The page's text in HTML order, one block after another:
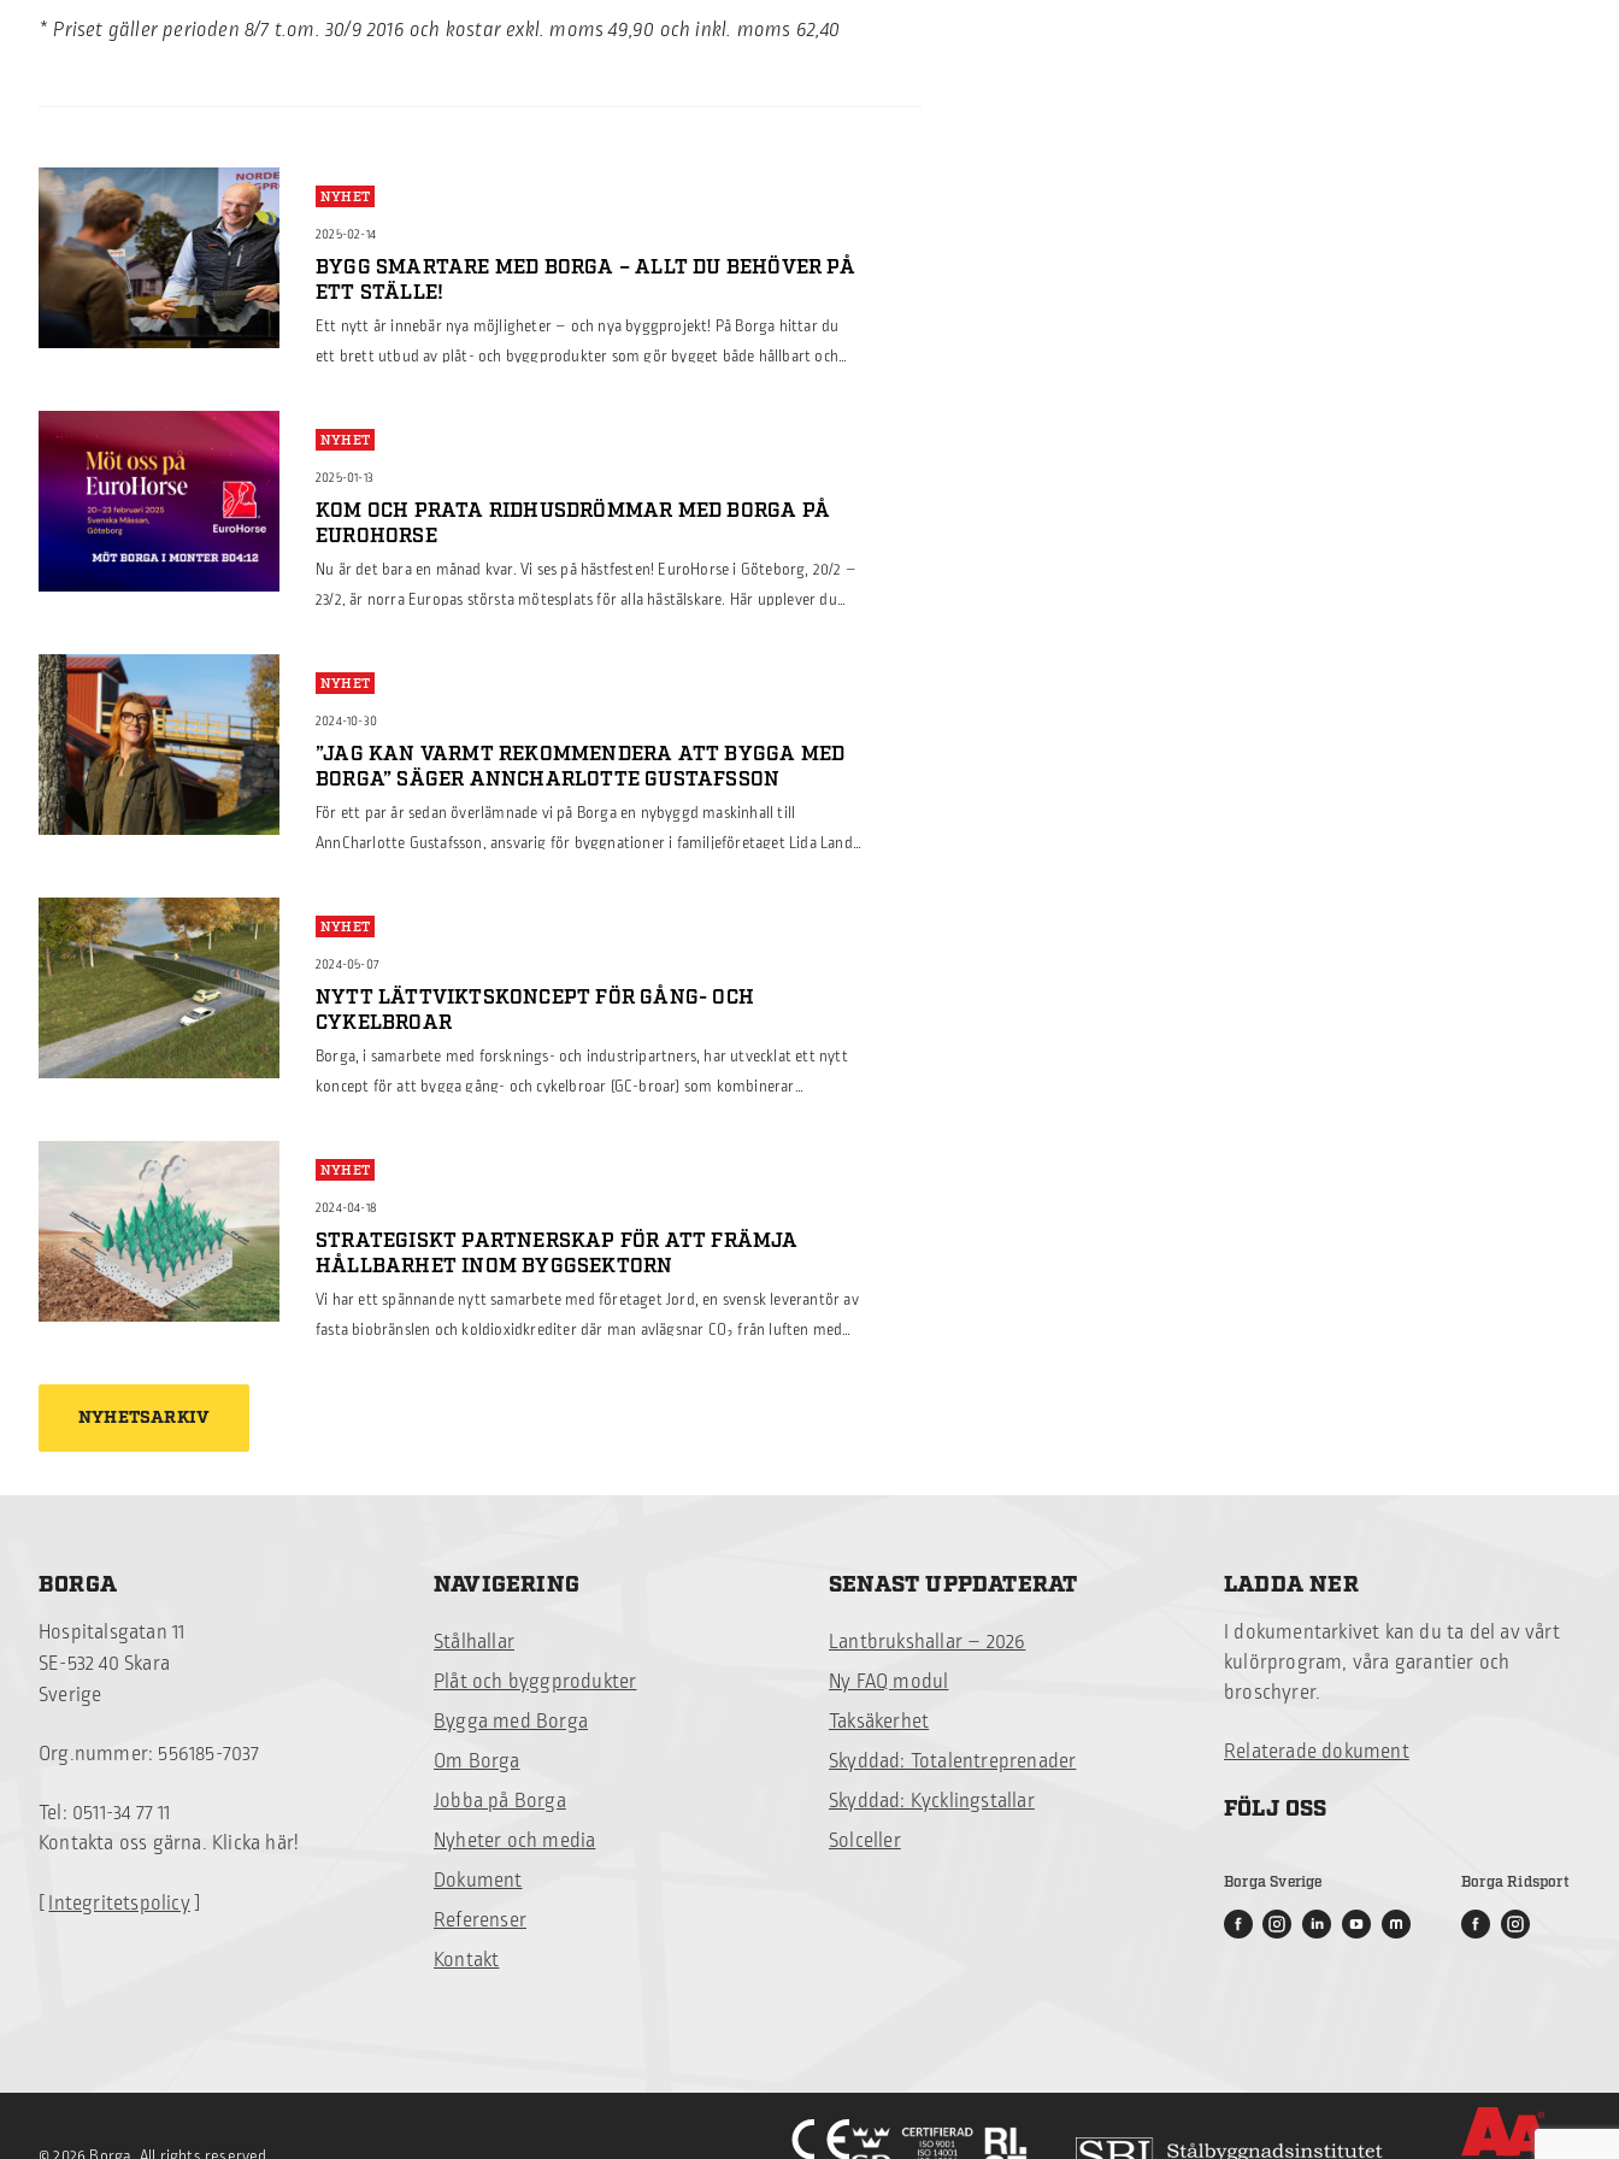
* Priset gäller perioden 8/7 t.om. 30/9 2016 och kostar exkl. moms 49,90 och inkl. moms 62,40
NYHET
2025-02-14
BYGG SMARTARE MED BORGA – ALLT DU BEHÖVER PÅ
ETT STÄLLE!
Ett nytt år innebär nya möjligheter – och nya byggprojekt! På Borga hittar du
ett brett utbud av plåt- och byggprodukter som gör bygget både hållbart och
rätt lösning, till kompletta system för takavvattning som […]
NYHET
2025-01-13
KOM OCH PRATA RIDHUSDRÖMMAR MED BORGA PÅ
EUROHORSE
Nu är det bara en månad kvar. Vi ses på hästfesten! EuroHorse i Göteborg, 20/2 –
23/2, är norra Europas största mötesplats för alla hästälskare. Här upplever du
Mässan är i anslutning till Gothenburg Horse Show. […]
NYHET
2024-10-30
”JAG KAN VARMT REKOMMENDERA ATT BYGGA MED
BORGA” SÄGER ANNCHARLOTTE GUSTAFSSON
För ett par år sedan överlämnade vi på Borga en nybyggd maskinhall till
AnnCharlotte Gustafsson, ansvarig för byggnationer i familjeföretaget Lida Land
Anncharlotte.
NYHET
2024-05-07
NYTT LÄTTVIKTSKONCEPT FÖR GÅNG- OCH
CYKELBROAR
Borga, i samarbete med forsknings- och industripartners, har utvecklat ett nytt
koncept för att bygga gång- och cykelbroar (GC-broar) som kombinerar
konstruera GC-broar med användning av rostfritt stål. Genom att utnyttja
trapetsprofilerade brobalkar kombinerat med lasersvetsad brodäck […]
NYHET
2024-04-18
STRATEGISKT PARTNERSKAP FÖR ATT FRÄMJA
HÅLLBARHET INOM BYGGSEKTORN
Vi har ett spännande nytt samarbete med företaget Jord, en svensk leverantör av
fasta biobränslen och koldioxidkrediter där man avlägsnar CO₂ från luften med
NYHETSARKIV
BORGA
Hospitalsgatan 11
SE-532 40 Skara
Sverige
Org.nummer: 556185-7037
Tel: 0511-34 77 11
Kontakta oss gärna. Klicka här!
[Integritetspolicy]
NAVIGERING
Stålhallar
Plåt och byggprodukter
Bygga med Borga
Om Borga
Jobba på Borga
Nyheter och media
Dokument
Referenser
Kontakt
SENAST UPPDATERAT
Lantbrukshallar – 2026
Ny FAQ modul
Taksäkerhet
Skyddad: Totalentreprenader
Skyddad: Kycklingstallar
Solceller
LADDA NER
I dokumentarkivet kan du ta del av vårt
kulörprogram, våra garantier och
broschyrer.
Relaterade dokument
FÖLJ OSS
Borga Sverige Borga Ridsport